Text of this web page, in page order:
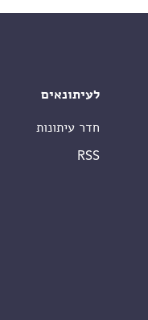
לעיתונאים
חדר עיתונות
RSS